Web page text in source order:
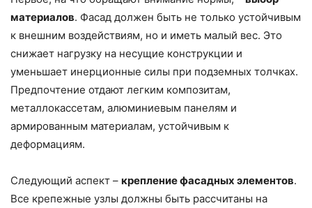
материалов. Фасад должен быть не только устойчивым
к внешним воздействиям, но и иметь малый вес. Это
снижает нагрузку на несущие конструкции и
уменьшает инерционные силы при подземных толчках.
Предпочтение отдают легким композитам,
металлокассетам, алюминиевым панелям и
армированным материалам, устойчивым к
деформациям.
Следующий аспект – крепление фасадных элементов.
Все крепежные узлы должны быть рассчитаны на